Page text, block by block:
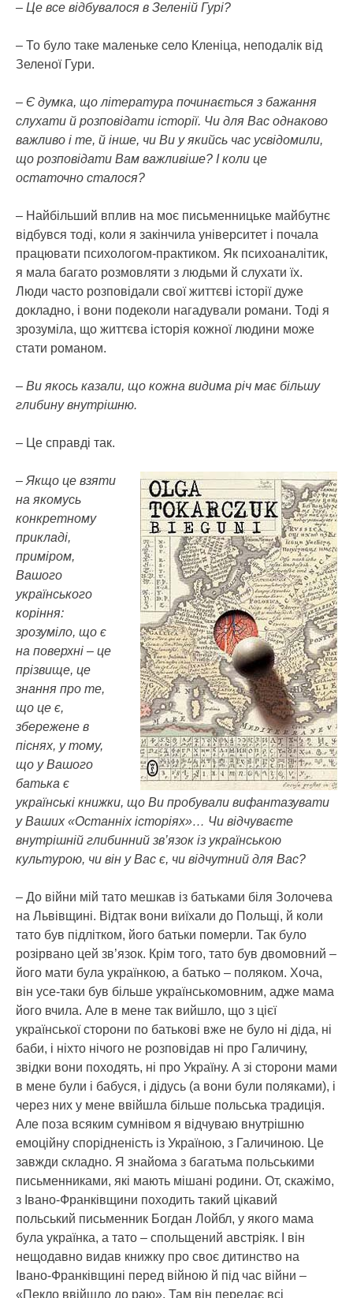
– Це все відбувалося в Зеленій Гурі?
– То було таке маленьке село Кленіца, неподалік від
Зеленої Гури.
– Є думка, що література починається з бажання
слухати й розповідати історії. Чи для Вас однаково
важливо і те, й інше, чи Ви у якийсь час усвідомили,
що розповідати Вам важливіше? І коли це
остаточно сталося?
– Найбільший вплив на моє письменницьке майбутнє
відбувся тоді, коли я закінчила університет і почала
працювати психологом-практиком. Як психоаналітик,
я мала багато розмовляти з людьми й слухати їх.
Люди часто розповідали свої життєві історії дуже
докладно, і вони подеколи нагадували романи. Тоді я
зрозуміла, що життєва історія кожної людини може
стати романом.
– Ви якось казали, що кожна видима річ має більшу
глибину внутрішню.
– Це справді так.
– Якщо це взяти
на якомусь
конкретному
прикладі,
приміром,
Вашого
українського
коріння:
зрозуміло, що є
на поверхні – це
прізвище, це
знання про те,
що це є,
збережене в
піснях, у тому,
що у Вашого
батька є
українські книжки, що Ви пробували вифантазувати
у Ваших «Останніх історіях»… Чи відчуваєте
внутрішній глибинний зв’язок із українською
культурою, чи він у Вас є, чи відчутний для Вас?
– До війни мій тато мешкав із батьками біля Золочева
на Львівщині. Відтак вони виїхали до Польщі, й коли
тато був підлітком, його батьки померли. Так було
розірвано цей зв’язок. Крім того, тато був двомовний –
його мати була українкою, а батько – поляком. Хоча,
він усе-таки був більше українськомовним, адже мама
його вчила. Але в мене так вийшло, що з цієї
української сторони по батькові вже не було ні діда, ні
баби, і ніхто нічого не розповідав ні про Галичину,
звідки вони походять, ні про Україну. А зі сторони мами
в мене були і бабуся, і дідусь (а вони були поляками), і
через них у мене ввійшла більше польська традиція.
Але поза всяким сумнівом я відчуваю внутрішню
емоційну спорідненість із Україною, з Галичиною. Це
завжди складно. Я знайома з багатьма польськими
письменниками, які мають мішані родини. От, скажімо,
з Івано-Франківщини походить такий цікавий
польський письменник Богдан Лойбл, у якого мама
була українка, а тато – спольщений австріяк. І він
нещодавно видав книжку про своє дитинство на
Івано-Франківщині перед війною й під час війни –
«Пекло ввійшло до раю». Там він передає всі